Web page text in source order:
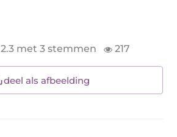
2.3 met 3 stemmen 217
deel als afbeelding